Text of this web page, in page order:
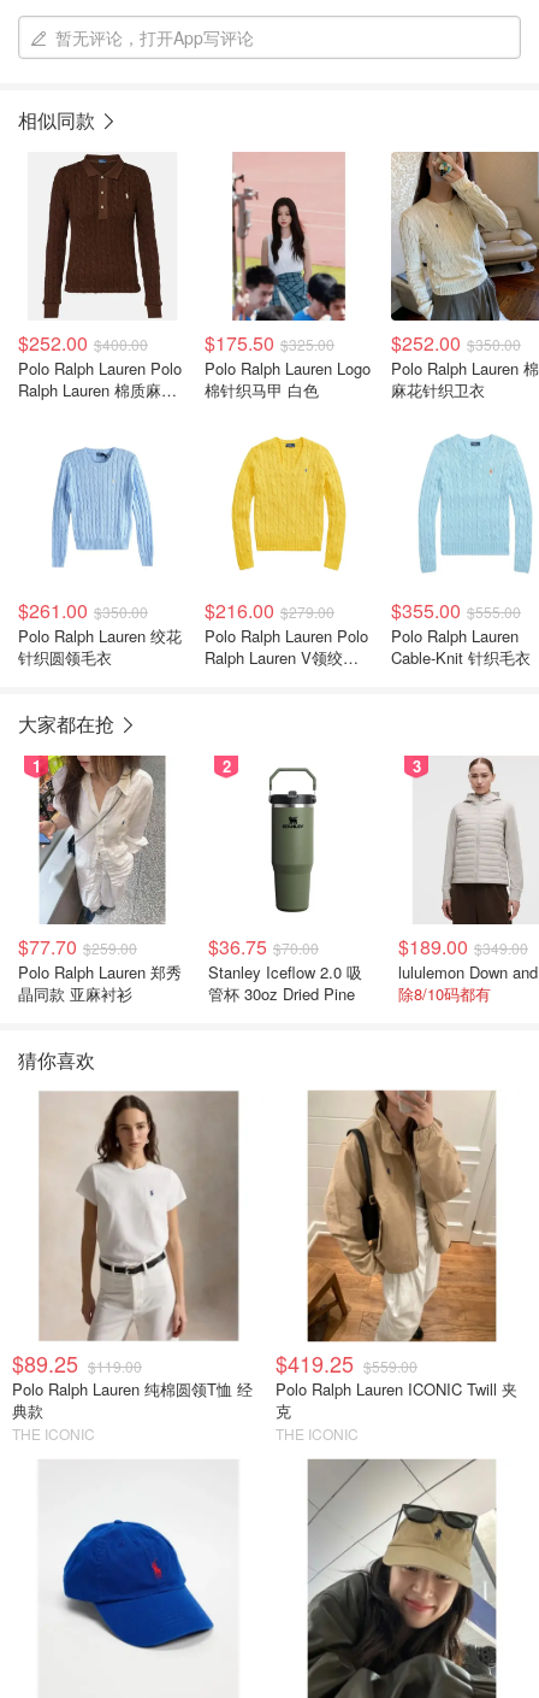
暂无评论，打开App写评论
相似同款
$252.00 $400.00
Polo Ralph Lauren Polo
Ralph Lauren 棉质麻花
$175.50 $325.00
Polo Ralph Lauren Logo
棉针织马甲 白色
$252.00 $350.00
Polo Ralph Lauren
麻花针织卫衣
$261.00 $350.00
Polo Ralph Lauren 绞花
针织圆领毛衣
$216.00 $279.00
Polo Ralph Lauren Polo
Ralph Lauren V领绞花
$355.00 $555.00
Polo Ralph Lauren
Cable-Knit 针织毛衣
大家都在抢
1
$77.70 $259.00
Polo Ralph Lauren 郑秀
晶同款 亚麻衬衫
2
$36.75 $70.00
Stanley Iceflow 2.0 吸
管杯 30oz Dried Pine
3
$189.00 $349.00
除8/10码都有
猜你喜欢
$89.25 $119.00
Polo Ralph Lauren 纯棉圆领T恤 经
典款
THE ICONIC
$419.25 $559.00
Polo Ralph Lauren ICONIC Twill 夹
克
THE ICONIC